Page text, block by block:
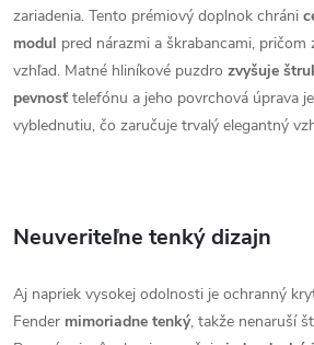
zariadenia. Tento prémiový doplnok chráni
modul pred nárazmi a škrabancami, pričom
vzhľad. Matné hliníkové puzdro zvyšuje
pevnosť telefónu a jeho povrchová úprava
vyblednutiu, čo zaručuje trvalý elegantný
Neuveriteľne tenký dizajn
Aj napriek vysokej odolnosti je ochranný
Fender mimoriadne tenký, takže nenaruší